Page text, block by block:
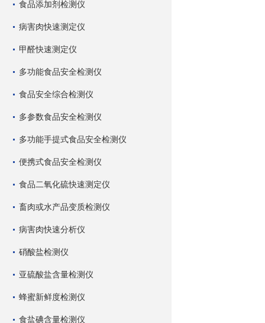
食品添加剂检测仪
病害肉快速测定仪
甲醛快速测定仪
多功能食品安全检测仪
食品安全综合检测仪
多参数食品安全检测仪
多功能手提式食品安全检测仪
便携式食品安全检测仪
食品二氧化硫快速测定仪
畜肉或水产品变质检测仪
病害肉快速分析仪
硝酸盐检测仪
亚硫酸盐含量检测仪
蜂蜜新鲜度检测仪
食盐碘含量检测仪